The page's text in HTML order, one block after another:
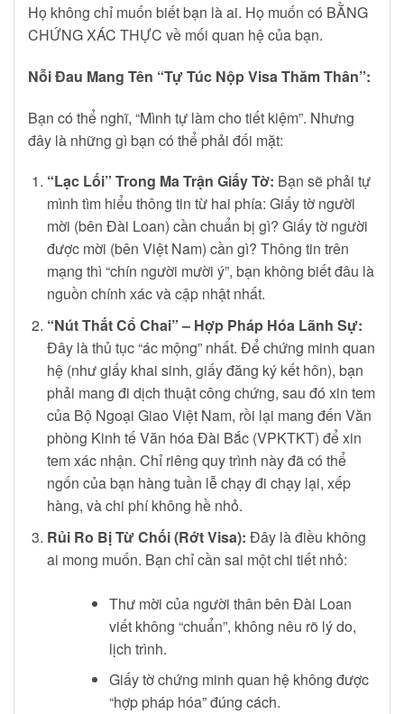
Họ không chỉ muốn biết bạn là ai. Họ muốn có BẰNG
CHỨNG XÁC THỰC về mối quan hệ của bạn.
Nỗi Đau Mang Tên “Tự Túc Nộp Visa Thăm Thân”:
Bạn có thể nghĩ, “Mình tự làm cho tiết kiệm”. Nhưng
đây là những gì bạn có thể phải đối mặt:
“Lạc Lối” Trong Ma Trận Giấy Tờ: Bạn sẽ phải tự
mình tìm hiểu thông tin từ hai phía: Giấy tờ người
mời (bên Đài Loan) cần chuẩn bị gì? Giấy tờ người
được mời (bên Việt Nam) cần gì? Thông tin trên
mạng thì “chín người mười ý”, bạn không biết đâu là
nguồn chính xác và cập nhật nhất.
“Nút Thắt Cổ Chai” – Hợp Pháp Hóa Lãnh Sự:
Đây là thủ tục “ác mộng” nhất. Để chứng minh quan
hệ (như giấy khai sinh, giấy đăng ký kết hôn), bạn
phải mang đi dịch thuật công chứng, sau đó xin tem
của Bộ Ngoại Giao Việt Nam, rồi lại mang đến Văn
phòng Kinh tế Văn hóa Đài Bắc (VPKTKT) để xin
tem xác nhận. Chỉ riêng quy trình này đã có thể
ngốn của bạn hàng tuần lễ chạy đi chạy lại, xếp
hàng, và chi phí không hề nhỏ.
Rủi Ro Bị Từ Chối (Rớt Visa): Đây là điều không
ai mong muốn. Bạn chỉ cần sai một chi tiết nhỏ:
Thư mời của người thân bên Đài Loan
viết không “chuẩn”, không nêu rõ lý do,
lịch trình.
Giấy tờ chứng minh quan hệ không được
“hợp pháp hóa” đúng cách.